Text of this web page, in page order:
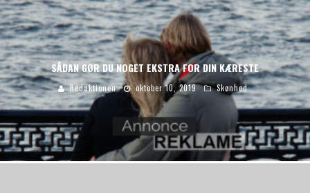
SÅDAN GØR DU NOGET EKSTRA FOR DIN KÆRESTE
Redaktionen oktober 10, 2019 Skønhed